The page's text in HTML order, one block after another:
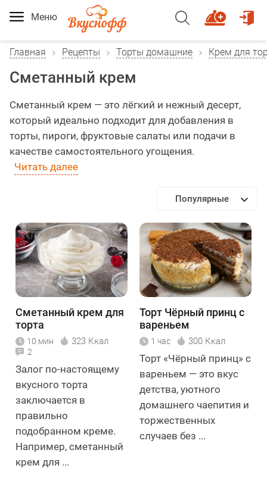
Меню
Главная Рецепты Торты домашние Крем для
Сметанный крем
Сметанный крем — это лёгкий и нежный десерт,
который идеально подходит для добавления в
торты, пироги, фруктовые салаты или подачи в
качестве самостоятельного угощения.
Читать далее
Популярные
Сметанный крем для
торта
10 мин 323 Ккал
2
Залог по-настоящему
вкусного торта
заключается в
правильно
подобранном креме.
Например, сметанный
крем для ...
Торт Чёрный принц с
вареньем
1 час 300 Ккал
Торт «Чёрный принц» с
вареньем — это вкус
детства, уютного
домашнего чаепития и
торжественных
случаев без ...